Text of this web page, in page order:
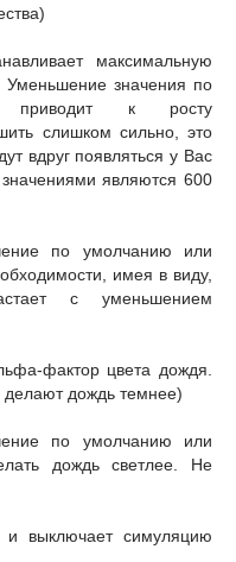
максимальную
Уменьшение значения по
приводит к росту
слишком сильно, это
вдруг появляться у Вас
являются 600
по умолчанию или
имея в виду,
с уменьшением
фактор цвета дождя.
делают дождь темнее)
по умолчанию или
дождь светлее. Не
выключает симуляцию